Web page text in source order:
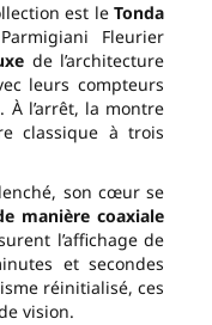
est le Tonda
Fleurier
de l’architecture
leurs compteurs
l’arrêt, la montre
classique à trois
son cœur se
manière coaxiale
l’affichage de
et secondes
réinitialisé, ces
vision.